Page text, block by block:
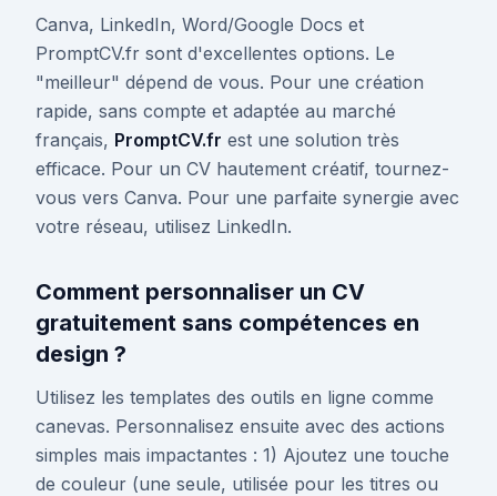
Canva, LinkedIn, Word/Google Docs et
PromptCV.fr sont d'excellentes options. Le
"meilleur" dépend de vous. Pour une création
rapide, sans compte et adaptée au marché
français, PromptCV.fr est une solution très
efficace. Pour un CV hautement créatif, tournez-
vous vers Canva. Pour une parfaite synergie avec
votre réseau, utilisez LinkedIn.
Comment personnaliser un CV
gratuitement sans compétences en
design ?
Utilisez les templates des outils en ligne comme
canevas. Personnalisez ensuite avec des actions
simples mais impactantes : 1) Ajoutez une touche
de couleur (une seule, utilisée pour les titres ou